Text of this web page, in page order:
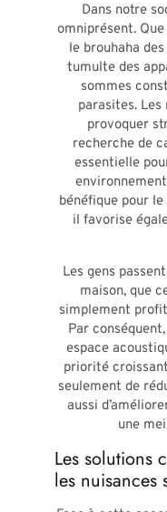
Dans notre
omniprésent.
le brouhaha
tumulte des
sommes
parasites. Les
provoquer
recherche de
essentielle
bénéfique pour
il favorise
Les gens
maison, que
simplement
Par
espace
priorité
seulement de
aussi
une
Les solutions
les nuisances